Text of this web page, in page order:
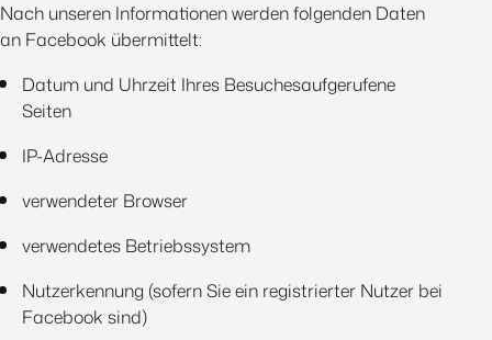
Nach unseren Informationen werden folgenden Daten
an Facebook übermittelt:
Datum und Uhrzeit Ihres Besuchesaufgerufene
Seiten
IP-Adresse
verwendeter Browser
verwendetes Betriebssystem
Nutzerkennung (sofern Sie ein registrierter Nutzer bei
Facebook sind)